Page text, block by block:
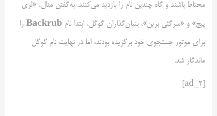
محتاط باشند و گاه چندین نام را بازدید می‌کنند. به‌گفتن مثال، «لری
پیج» و «سرگئی برین»، بنیان‌گذاران گوگل، ابتدا نام Backrub را
برای موتور جستجوی خود برگزیده بودند، اما در نهایت نام گوگل
ماندگار شد.